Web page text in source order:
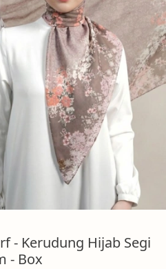
- Kerudung Hijab Segi
- Box